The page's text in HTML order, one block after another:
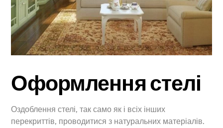
Оформлення стелі
Оздоблення стелі, так само як і всіх інших
перекриттів, проводитися з натуральних матеріалів.